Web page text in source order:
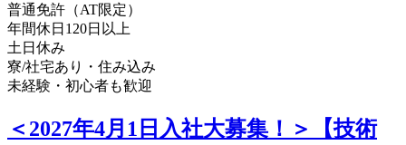
普通免許（AT限定）
年間休日120日以上
土日休み
寮/社宅あり・住み込み
未経験・初心者も歓迎
＜2027年4月1日入社大募集！＞【技術